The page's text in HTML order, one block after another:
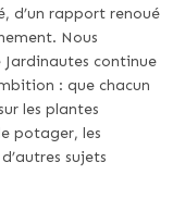
d’un rapport renoué
Nous
continue
: que chacun
les plantes
potager, les
sujets